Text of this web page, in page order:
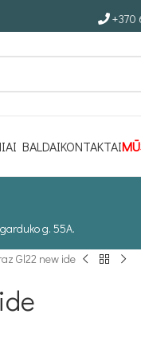
+370
BALDAIKONTAKTAI
g. 55A.
Gl22 new ide